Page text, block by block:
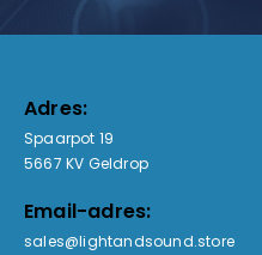
Adres:
Spaarpot 19
5667 KV Geldrop
Email-adres:
sales@lightandsound.store